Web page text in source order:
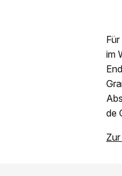
im
de